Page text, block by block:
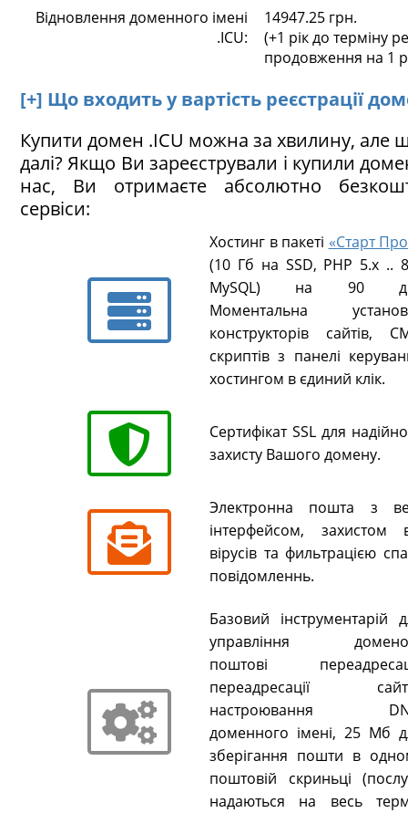
Відновлення доменного імені
.ICU:
14947.25 грн.
(+1 рік до терміну
продовження на 1
[+] Що входить у вартість реєстрації
Купити домен .ICU можна за хвилину, але
далі? Якщо Ви зареєстрували і купили
нас, Ви отримаєте абсолютно
сервіси:
Хостинг в пакеті «Старт
(10 Гб на SSD, PHP 5.х ..
MySQL) на 90
Моментальна
конструкторів сайтів,
скриптів з панелі
хостингом в єдиний клік.
Сертифікат SSL для
захисту Вашого домену.
Электронна пошта з
інтерфейсом, захистом
вірусів та фильтрацією
повідомленнь.
Базовий інструментарій
управління
поштові
переадресації
настроювання
доменного імені, 25 Мб
зберігання пошти в
поштовій скриньці
надаються на весь